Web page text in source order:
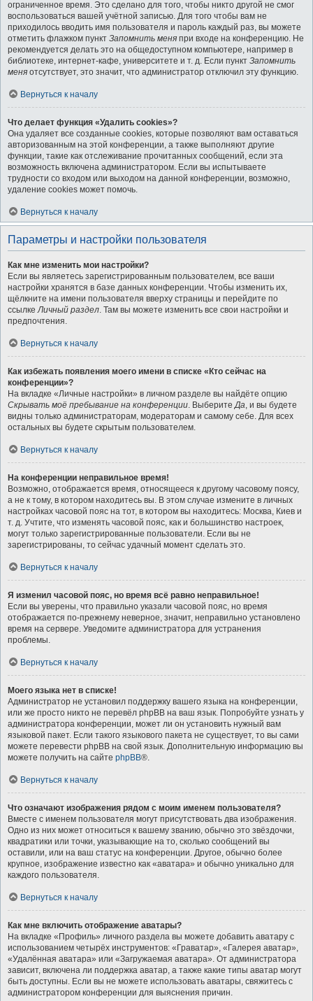
ограниченное время. Это сделано для того, чтобы никто другой не смог
воспользоваться вашей учётной записью. Для того чтобы вам не
приходилось вводить имя пользователя и пароль каждый раз, вы можете
отметить флажком пункт Запомнить меня при входе на конференцию. Не
рекомендуется делать это на общедоступном компьютере, например в
библиотеке, интернет-кафе, университете и т. д. Если пункт Запомнить
меня отсутствует, это значит, что администратор отключил эту функцию.
Вернуться к началу
Что делает функция «Удалить cookies»?
Она удаляет все созданные cookies, которые позволяют вам оставаться
авторизованным на этой конференции, а также выполняют другие
функции, такие как отслеживание прочитанных сообщений, если эта
возможность включена администратором. Если вы испытываете
трудности со входом или выходом на данной конференции, возможно,
удаление cookies может помочь.
Вернуться к началу
Параметры и настройки пользователя
Как мне изменить мои настройки?
Если вы являетесь зарегистрированным пользователем, все ваши
настройки хранятся в базе данных конференции. Чтобы изменить их,
щёлкните на имени пользователя вверху страницы и перейдите по
ссылкеЛичный раздел. Там вы можете изменить все свои настройки и
предпочтения.
Вернуться к началу
Как избежать появления моего имени в списке «Кто сейчас на
конференции»?
На вкладке «Личные настройки» в личном разделе вы найдёте опцию
Скрывать моё пребывание на конференции. ВыберитеДа, и вы будете
видны только администраторам, модераторам и самому себе. Для всех
остальных вы будете скрытым пользователем.
Вернуться к началу
На конференции неправильное время!
Возможно, отображается время, относящееся к другому часовому поясу,
а не к тому, в котором находитесь вы. В этом случае измените в личных
настройках часовой пояс на тот, в котором вы находитесь: Москва, Киев и
т. д. Учтите, что изменять часовой пояс, как и большинство настроек,
могут только зарегистрированные пользователи. Если вы не
зарегистрированы, то сейчас удачный момент сделать это.
Вернуться к началу
Я изменил часовой пояс, но время всё равно неправильное!
Если вы уверены, что правильно указали часовой пояс, но время
отображается по-прежнему неверное, значит, неправильно установлено
время на сервере. Уведомите администратора для устранения
проблемы.
Вернуться к началу
Моего языка нет в списке!
Администратор не установил поддержку вашего языка на конференции,
или же просто никто не перевёл phpBB на ваш язык. Попробуйте узнать у
администратора конференции, может ли он установить нужный вам
языковой пакет. Если такого языкового пакета не существует, то вы сами
можете перевести phpBB на свой язык. Дополнительную информацию вы
можете получить на сайте phpBB®.
Вернуться к началу
Что означают изображения рядом с моим именем пользователя?
Вместе с именем пользователя могут присутствовать два изображения.
Одно из них может относиться к вашему званию, обычно это звёздочки,
квадратики или точки, указывающие на то, сколько сообщений вы
оставили, или на ваш статус на конференции. Другое, обычно более
крупное, изображение известно как «аватара» и обычно уникально для
каждого пользователя.
Вернуться к началу
Как мне включить отображение аватары?
На вкладке «Профиль» личного раздела вы можете добавить аватару с
использованием четырёх инструментов: «Граватар», «Галерея аватар»,
«Удалённая аватара» или «Загружаемая аватара». От администратора
зависит, включена ли поддержка аватар, а также какие типы аватар могут
быть доступны. Если вы не можете использовать аватары, свяжитесь с
администратором конференции для выяснения причин.